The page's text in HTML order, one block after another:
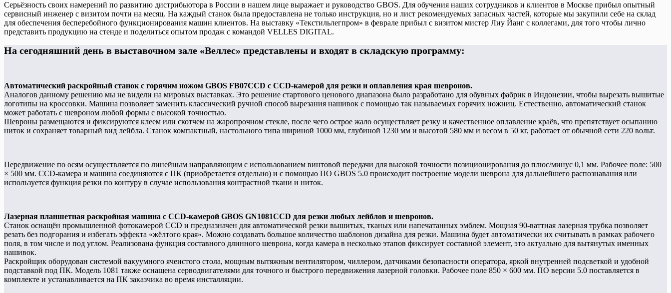
Серьёзность своих намерений по развитию дистрибьютора в России в нашем лице выражает и руководство GBOS. Для обучения наших сотрудников и клиентов в Москве прибыл опытный
сервисный инженер с визитом почти на месяц. На каждый станок была предоставлена не только инструкция, но и лист рекомендуемых запасных частей, которые мы закупили себе на склад
для обеспечения бесперебойного функционирования машин клиентов. На выставку «Текстильлегпром» в феврале прибыл с визитом мистер Лиу Йанг с коллегами, для того чтобы лично
представить продукцию на стенде и поделиться опытом продаж с командой VELLES DIGITAL.
На сегодняшний день в выставочном зале «Веллес» представлены и входят в складскую программу:
Автоматический раскройный станок с горячим ножом GBOS FB07CCD с CCD-камерой для резки и оплавления края шевронов.
Аналогов данному решению мы не видели на мировых выставках. Это решение стартового ценового диапазона было разработано для обувных фабрик в Индонезии, чтобы вырезать вышитые
логотипы на кроссовки. Машина позволяет заменить классический ручной способ вырезания нашивок с помощью так называемых горячих ножниц. Естественно, автоматический станок
может работать с шевроном любой формы с высокой точностью.
Шевроны размещаются и фиксируются клеем или скотчем на жаропрочном стекле, после чего острое жало осуществляет резку и качественное оплавление краёв, что препятствует осыпанию
ниток и сохраняет товарный вид лейбла. Станок компактный, настольного типа шириной 1000 мм, глубиной 1230 мм и высотой 580 мм и весом в 50 кг, работает от обычной сети 220 вольт.
Передвижение по осям осуществляется по линейным направляющим с использованием винтовой передачи для высокой точности позиционирования до плюс/минус 0,1 мм. Рабочее поле: 500
× 500 мм. CCD-камера и машина соединяются с ПК (приобретается отдельно) и с помощью ПО GBOS 5.0 происходит построение модели шеврона для дальнейшего распознавания или
используется функция резки по контуру в случае использования контрастной ткани и ниток.
Лазерная планшетная раскройная машина с CCD-камерой GBOS GN1081CCD для резки любых лейблов и шевронов.
Станок оснащён промышленной фотокамерой CCD и предназначен для автоматической резки вышитых, тканых или напечатанных эмблем. Мощная 90-ваттная лазерная трубка позволяет
резать без подгорания и избегать эффекта «жёлтого края». Можно создавать большое количество шаблонов дизайна для резки. Машина будет автоматически их считывать в рамках рабочего
поля, в том числе и под углом. Реализована функция составного длинного шеврона, когда камера в несколько этапов фиксирует составной элемент, это актуально для вытянутых именных
нашивок.
Раскройщик оборудован системой вакуумного ячеистого стола, мощным вытяжным вентилятором, чиллером, датчиками безопасности оператора, яркой внутренней подсветкой и удобной
подставкой под ПК. Модель 1081 также оснащена серводвигателями для точного и быстрого передвижения лазерной головки. Рабочее поле 850 × 600 мм. ПО версии 5.0 поставляется в
комплекте и устанавливается на ПК заказчика во время инсталляции.